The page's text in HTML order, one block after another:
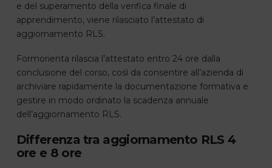
e del superamento della verifica finale di
apprendimento, viene rilasciato l’attestato di
aggiornamento RLS.
Formorienta rilascia l’attestato entro 24 ore dalla
conclusione del corso, così da consentire all’azienda di
archiviare rapidamente la documentazione formativa e
gestire in modo ordinato la scadenza annuale
dell’aggiornamento RLS.
Differenza tra aggiornamento RLS 4
ore e 8 ore